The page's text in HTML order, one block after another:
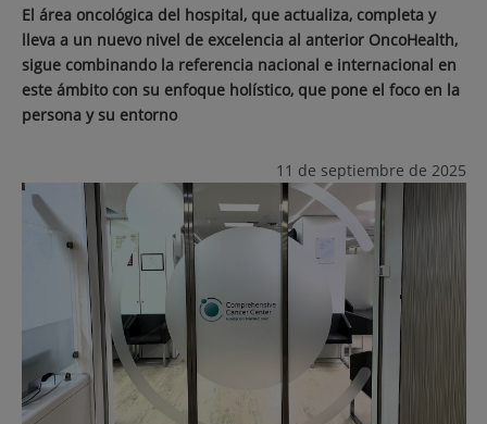
El área oncológica del hospital, que actualiza, completa y
lleva a un nuevo nivel de excelencia al anterior OncoHealth,
sigue combinando la referencia nacional e internacional en
este ámbito con su enfoque holístico, que pone el foco en la
persona y su entorno
11 de septiembre de 2025